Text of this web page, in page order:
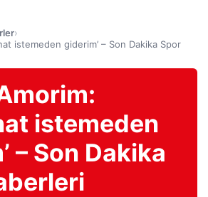
›
istemeden giderim’ – Son Dakika Spor
istemeden
– Son Dakika